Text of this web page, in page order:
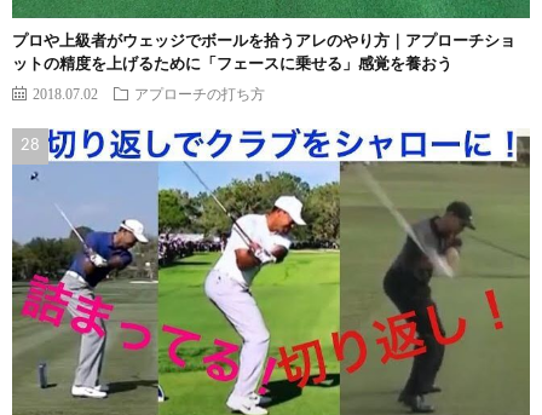
プロや上級者がウェッジでボールを拾うアレのやり方｜アプローチショ
ットの精度を上げるために「フェースに乗せる」感覚を養おう
2018.07.02 アプローチの打ち方